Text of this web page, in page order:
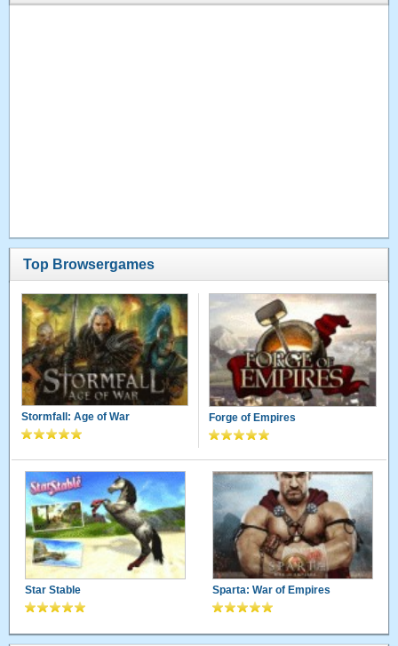
Top Browsergames
Stormfall: Age of War Forge of Empires
Star Stable Sparta: War of Empires